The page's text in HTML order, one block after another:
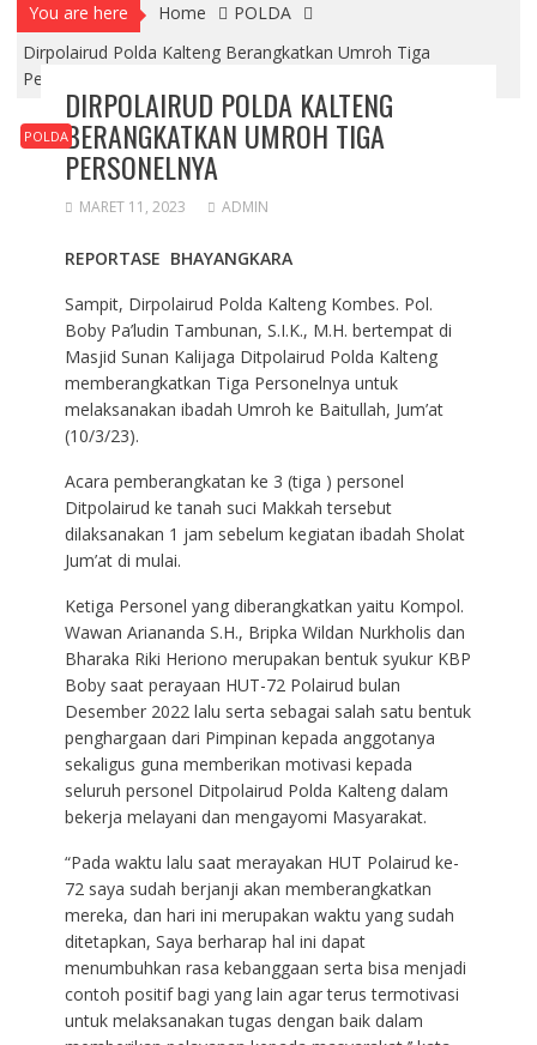
You are here Home
POLDA
Dirpolairud Polda Kalteng Berangkatkan Umroh Tiga
Personelnya
POLDA
DIRPOLAIRUD POLDA KALTENG
BERANGKATKAN UMROH TIGA
PERSONELNYA
MARET 11, 2023 ADMIN
REPORTASE BHAYANGKARA
Sampit, Dirpolairud Polda Kalteng Kombes. Pol.
Boby Pa’ludin Tambunan, S.I.K., M.H. bertempat di
Masjid Sunan Kalijaga Ditpolairud Polda Kalteng
memberangkatkan Tiga Personelnya untuk
melaksanakan ibadah Umroh ke Baitullah, Jum’at
(10/3/23).
Acara pemberangkatan ke 3 (tiga ) personel
Ditpolairud ke tanah suci Makkah tersebut
dilaksanakan 1 jam sebelum kegiatan ibadah Sholat
Jum’at di mulai.
Ketiga Personel yang diberangkatkan yaitu Kompol.
Wawan Ariananda S.H., Bripka Wildan Nurkholis dan
Bharaka Riki Heriono merupakan bentuk syukur KBP
Boby saat perayaan HUT-72 Polairud bulan
Desember 2022 lalu serta sebagai salah satu bentuk
penghargaan dari Pimpinan kepada anggotanya
sekaligus guna memberikan motivasi kepada
seluruh personel Ditpolairud Polda Kalteng dalam
bekerja melayani dan mengayomi Masyarakat.
“Pada waktu lalu saat merayakan HUT Polairud ke-
72 saya sudah berjanji akan memberangkatkan
mereka, dan hari ini merupakan waktu yang sudah
ditetapkan, Saya berharap hal ini dapat
menumbuhkan rasa kebanggaan serta bisa menjadi
contoh positif bagi yang lain agar terus termotivasi
untuk melaksanakan tugas dengan baik dalam